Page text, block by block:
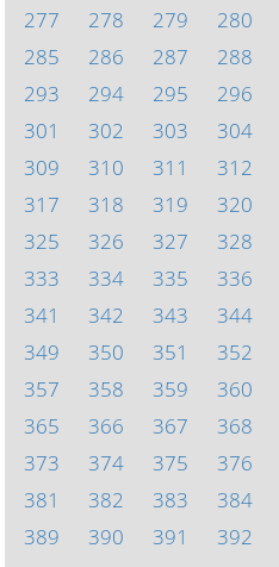
277
278 279 280
285
286 287 288
293
294 295 296
301
302 303 304
309
310 311 312
317
318 319 320
325
326 327 328
333
334 335 336
341
342 343 344
349
350 351 352
357
358 359 360
365
366 367 368
373
374 375 376
381
382 383 384
389
390 391 392